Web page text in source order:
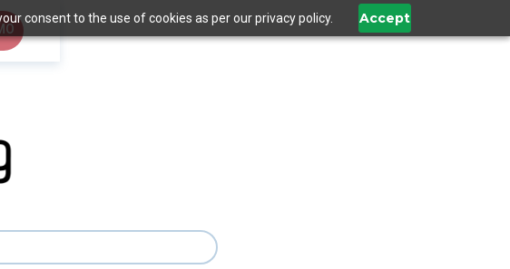
consent to the use of cookies as per our privacy policy. Accept